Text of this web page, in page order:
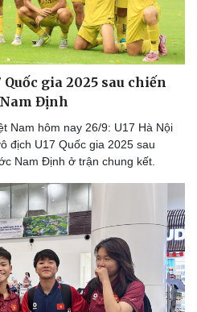
Quốc gia 2025 sau chiến
Định
Nam hôm nay 26/9: U17 Hà Nội
địch U17 Quốc gia 2025 sau
Nam Định ở trận chung kết.